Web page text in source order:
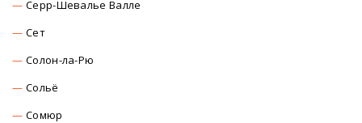
Серр-Шевалье Валле
Сет
Солон-ла-Рю
Сольё
Сомюр